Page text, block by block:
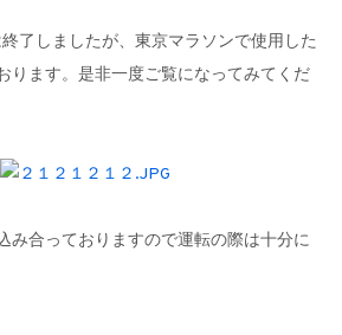
了しましたが、東京マラソンで使用した
ります。是非一度ご覧になってみてくだ
み合っておりますので運転の際は十分に